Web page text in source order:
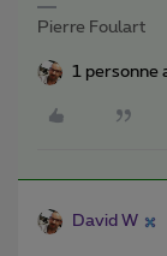
Pierre Foulart
1 personne
David W